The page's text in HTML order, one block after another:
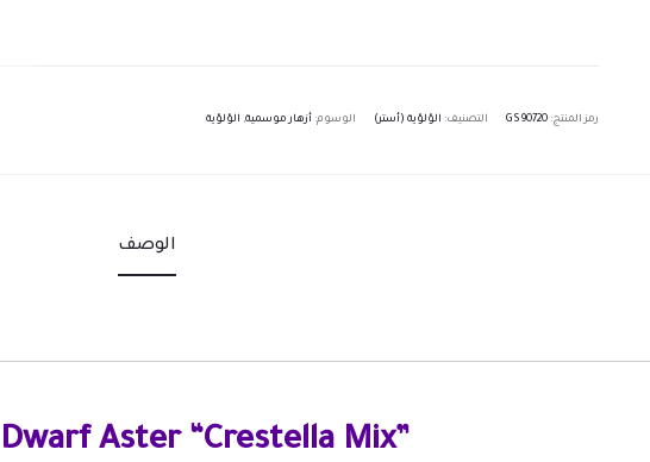
رمز المنتج: GS90720 التصنيف: الؤلؤية (أستر) الوسوم: أزهار موسمية, الؤلؤية
الوصف
Aster “Crestella Mix”